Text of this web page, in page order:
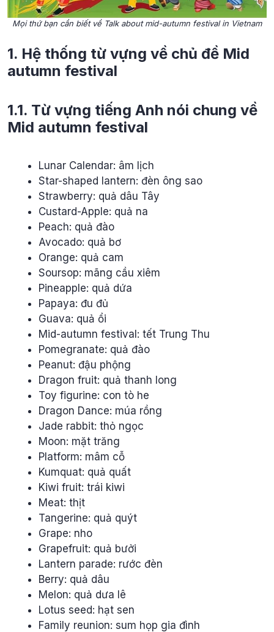
Mọi thứ bạn cần biết về Talk about mid-autumn festival in Vietnam
1. Hệ thống từ vựng về chủ đề Mid
autumn festival
1.1. Từ vựng tiếng Anh nói chung về
Mid autumn festival
Lunar Calendar: âm lịch
Star-shaped lantern: đèn ông sao
Strawberry: quả dâu Tây
Custard-Apple: quả na
Peach: quả đào
Avocado: quả bơ
Orange: quả cam
Soursop: mãng cầu xiêm
Pineapple: quả dứa
Papaya: đu đủ
Guava: quả ổi
Mid-autumn festival: tết Trung Thu
Pomegranate: quả đào
Peanut: đậu phộng
Dragon fruit: quả thanh long
Toy figurine: con tò he
Dragon Dance: múa rồng
Jade rabbit: thỏ ngọc
Moon: mặt trăng
Platform: mâm cỗ
Kumquat: quả quất
Kiwi fruit: trái kiwi
Meat: thịt
Tangerine: quả quýt
Grape: nho
Grapefruit: quả bưởi
Lantern parade: rước đèn
Berry: quả dâu
Melon: quả dưa lê
Lotus seed: hạt sen
Family reunion: sum họp gia đình